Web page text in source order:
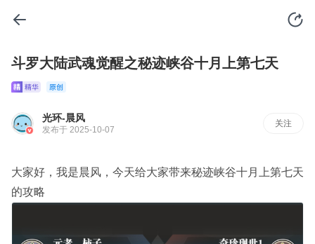
斗罗大陆武魂觉醒之秘迹峡谷十月上第七天
光环-晨风
发布于 2025-10-07
关注
大家好，我是晨风，今天给大家带来秘迹峡谷十月上第七天
的攻略